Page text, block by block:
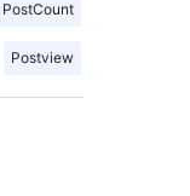
PostCount
Postview